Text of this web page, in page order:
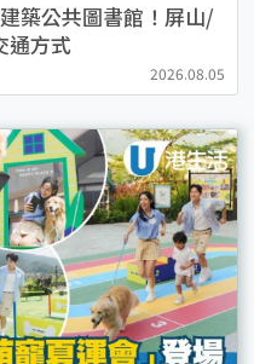
築公共圖書館！屏山/
通方式
2026.08.05